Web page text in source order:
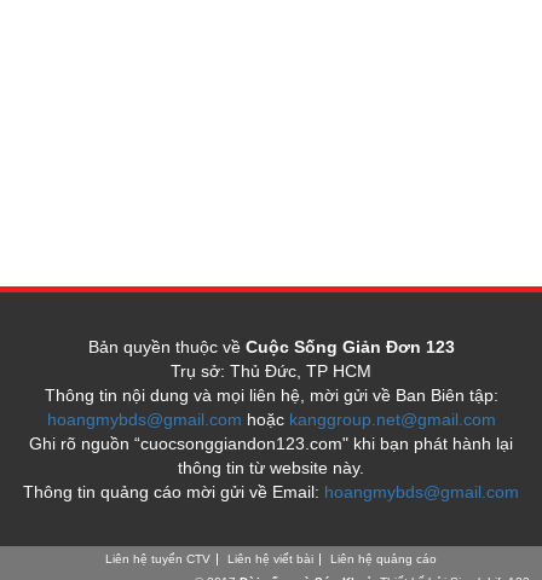
Bản quyền thuộc về Cuộc Sống Giản Đơn 123
Trụ sở: Thủ Đức, TP HCM
Thông tin nội dung và mọi liên hệ, mời gửi về Ban Biên tập:
hoangmybds@gmail.com hoặc kanggroup.net@gmail.com
Ghi rõ nguồn “cuocsonggiandon123.com" khi bạn phát hành lại
thông tin từ website này.
Thông tin quảng cáo mời gửi về Email: hoangmybds@gmail.com
Liên hệ tuyển CTV Liên hệ viết bài
Liên hệ quảng cáo